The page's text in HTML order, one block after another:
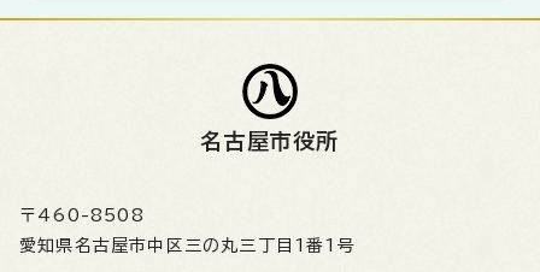
名古屋市役所
〒460-8508
愛知県名古屋市中区三の丸三丁目1番1号